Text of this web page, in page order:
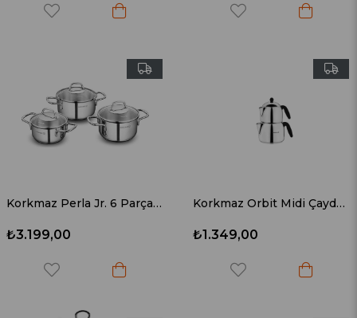
Korkmaz Perla Jr. 6 Parça Tencere Seti A1650
₺3.199,00
Korkmaz Orbit Midi Çaydanlık Takımı A037
₺1.349,00